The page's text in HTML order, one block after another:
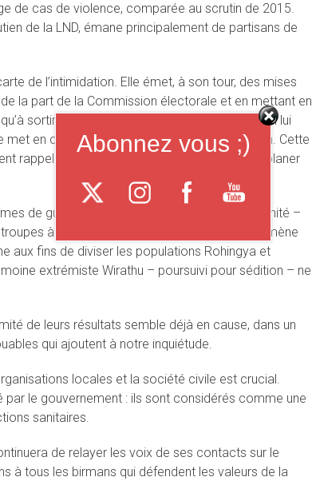
de cas de violence, comparée au scrutin de 2015.
de la LND, émane principalement de partisans de
de l’intimidation. Elle émet, à son tour, des mises
la part de la Commission électorale et en mettant en
sortir du cadre de la Constitution de 2008 qui lui
en cause par avance la légitimité du scrutin. Cette
rappeler la menace qu’elle continue de faire planer
de guerre – voire des crimes contre l’Humanité –
à la frontière avec le Bangladesh et qui mène
aux fins de diviser les populations Rohingya et
extrémiste Wirathu – poursuivi pour sédition – ne
de leurs résultats semble déjà en cause, dans un
qui ajoutent à notre inquiétude.
locales et la société civile est crucial.
le gouvernement : ils sont considérés comme une
sanitaires.
de relayer les voix de ses contacts sur le
à tous les birmans qui défendent les valeurs de la
Abonnez vous ;)